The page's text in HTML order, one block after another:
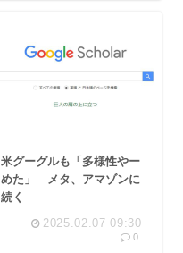
米グーグルも「多様性やー
めた」 メタ、アマゾンに
続く
2025.02.07 09:30
0